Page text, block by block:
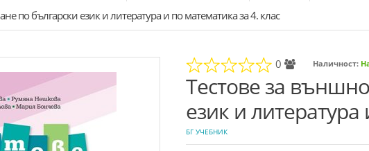
по български език и литература и по математика за 4. клас
0 Наличност:
Тестове за
език и
БГ УЧЕБНИК